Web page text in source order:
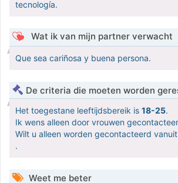
tecnología.
Wat ik van mijn partner verwacht
Que sea cariñosa y buena persona.
De criteria die moeten worden
Het toegestane leeftijdsbereik is 18-25.
Ik wens alleen door vrouwen
Wilt u alleen worden gecontacteerd
.
Weet me beter